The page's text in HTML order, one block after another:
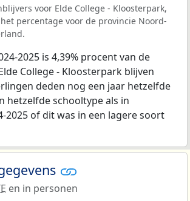
voor Elde College - Kloosterpark,
percentage voor de provincie Noord-
2025 is 4,39% procent van de
College - Kloosterpark blijven
deden nog een jaar hetzelfde
hetzelfde schooltype als in
2025 of dit was in een lagere soort
en in personen